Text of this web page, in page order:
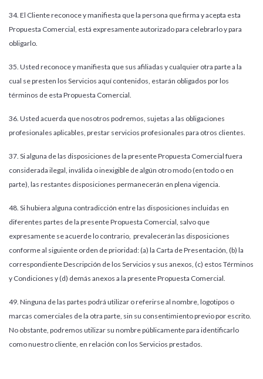
34. El Cliente reconoce y manifiesta que la persona que firma y acepta esta
Propuesta Comercial, está expresamente autorizado para celebrarlo y para
obligarlo.
35. Usted reconoce y manifiesta que sus afiliadas y cualquier otra parte a la
cual se presten los Servicios aquí contenidos, estarán obligados por los
términos de esta Propuesta Comercial.
36. Usted acuerda que nosotros podremos, sujetas a las obligaciones
profesionales aplicables, prestar servicios profesionales para otros clientes.
37. Si alguna de las disposiciones de la presente Propuesta Comercial fuera
considerada ilegal, inválida o inexigible de algún otro modo (en todo o en
parte), las restantes disposiciones permanecerán en plena vigencia.
48. Si hubiera alguna contradicción entre las disposiciones incluidas en
diferentes partes de la presente Propuesta Comercial, salvo que
expresamente se acuerde lo contrario, prevalecerán las disposiciones
conforme al siguiente orden de prioridad: (a) la Carta de Presentación, (b) la
correspondiente Descripción de los Servicios y sus anexos, (c) estos Términos
y Condiciones y (d) demás anexos a la presente Propuesta Comercial.
49. Ninguna de las partes podrá utilizar o referirse al nombre, logotipos o
marcas comerciales de la otra parte, sin su consentimiento previo por escrito.
No obstante, podremos utilizar su nombre públicamente para identificarlo
como nuestro cliente, en relación con los Servicios prestados.